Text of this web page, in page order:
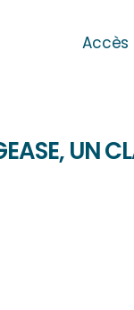
Accès
UN